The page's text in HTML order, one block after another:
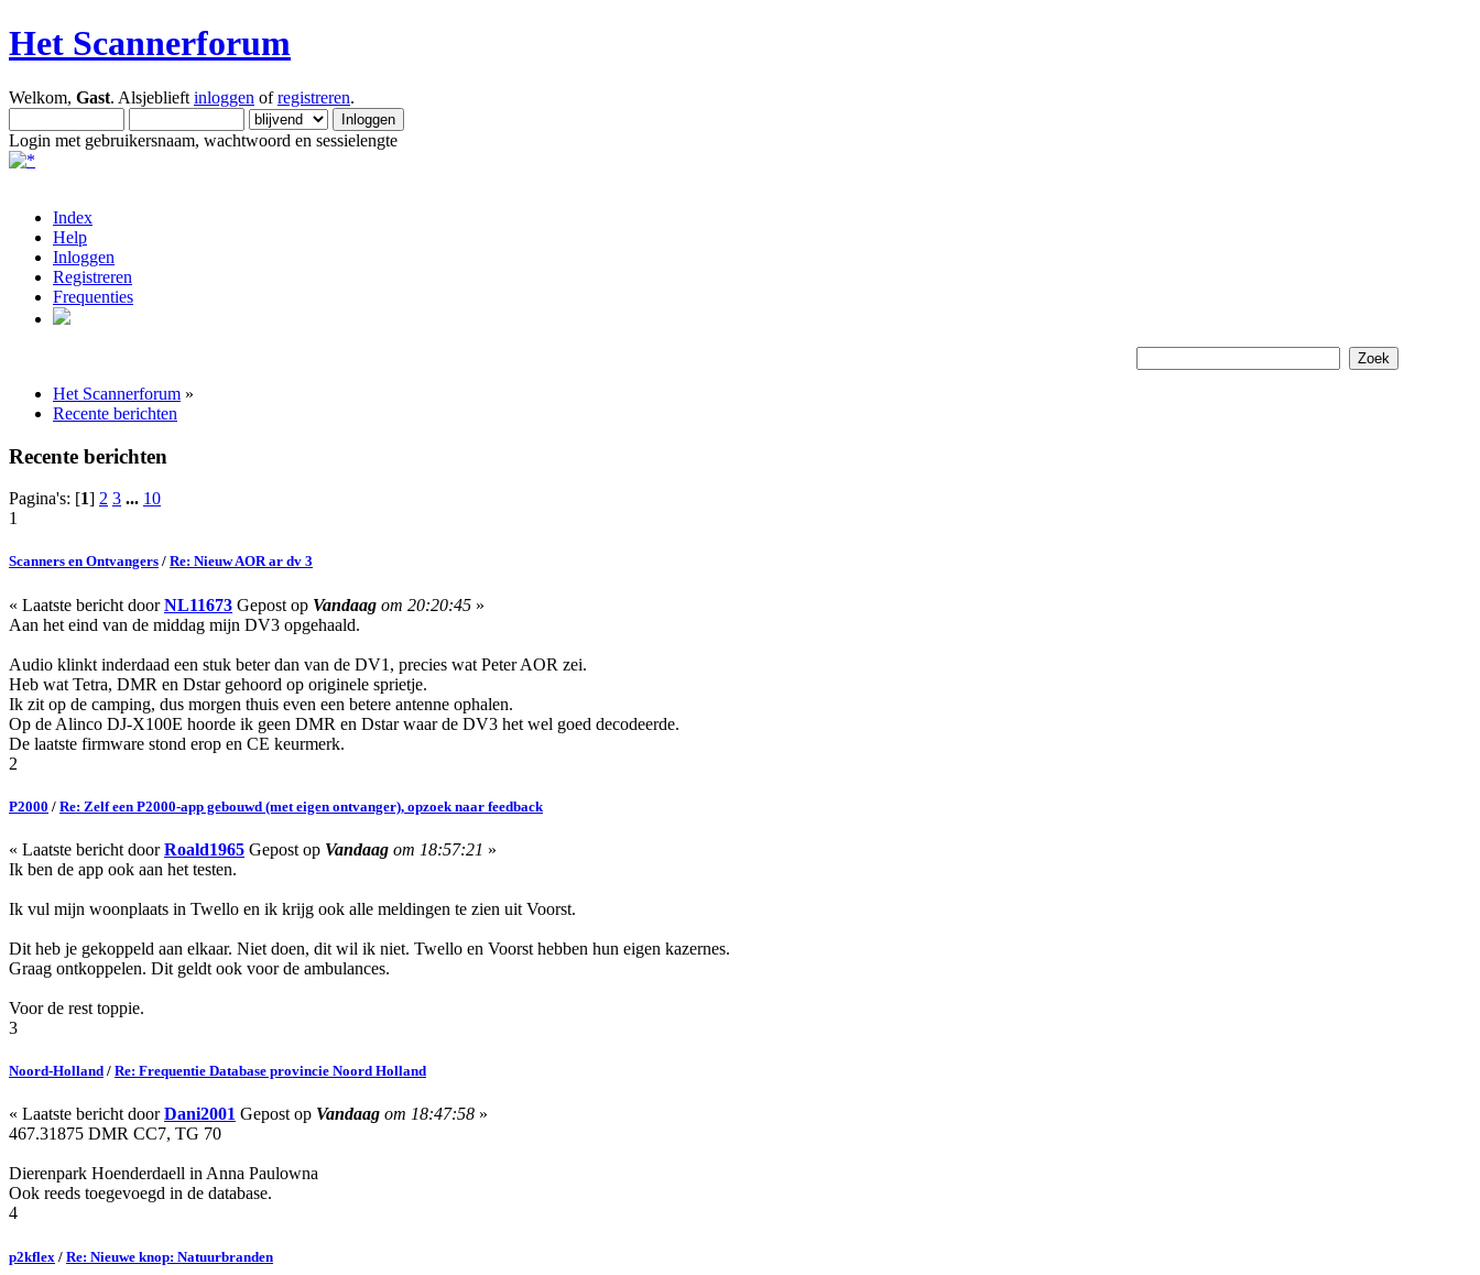
Het Scannerforum
Welkom, Gast. Alsjeblieft inloggen ofregistreren.
Login met gebruikersnaam, wachtwoord en sessielengte
Index
Help
Inloggen
Registreren
Frequenties
Het Scannerforum »
Recente berichten
Recente berichten
Pagina's: [1] 2 3 ... 10
1
Scanners en Ontvangers / Re: Nieuw AOR ar dv 3
« Laatste bericht doorNL11673 Gepost op Vandaag om 20:20:45 »
Aan het eind van de middag mijn DV3 opgehaald.
Audio klinkt inderdaad een stuk beter dan van de DV1, precies wat Peter AOR zei.
Heb wat Tetra, DMR en Dstar gehoord op originele sprietje.
Ik zit op de camping, dus morgen thuis even een betere antenne ophalen.
Op de Alinco DJ-X100E hoorde ik geen DMR en Dstar waar de DV3 het wel goed decodeerde.
De laatste firmware stond erop en CE keurmerk.
2
P2000 / Re: Zelf een P2000-app gebouwd (met eigen ontvanger), opzoek naar feedback
« Laatste bericht doorRoald1965 Gepost op Vandaag om 18:57:21 »
Ik ben de app ook aan het testen.
Ik vul mijn woonplaats in Twello en ik krijg ook alle meldingen te zien uit Voorst.
Dit heb je gekoppeld aan elkaar. Niet doen, dit wil ik niet. Twello en Voorst hebben hun eigen kazernes.
Graag ontkoppelen. Dit geldt ook voor de ambulances.
Voor de rest toppie.
3
Noord-Holland / Re: Frequentie Database provincie Noord Holland
« Laatste bericht doorDani2001 Gepost op Vandaag om 18:47:58 »
467.31875 DMR CC7, TG 70
Dierenpark Hoenderdaell in Anna Paulowna
Ook reeds toegevoegd in de database.
4
p2kflex / Re: Nieuwe knop: Natuurbranden